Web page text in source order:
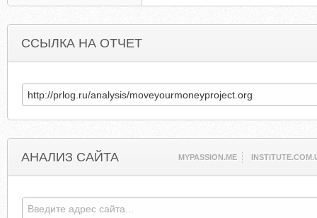
ССЫЛКА НА ОТЧЕТ
АНАЛИЗ САЙТА MYPASSION.ME